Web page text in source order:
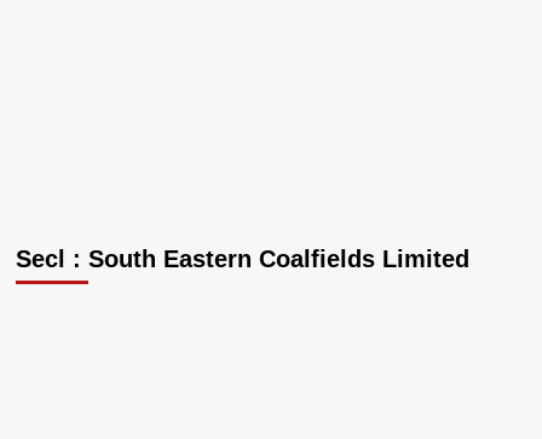
Secl : South Eastern Coalfields Limited